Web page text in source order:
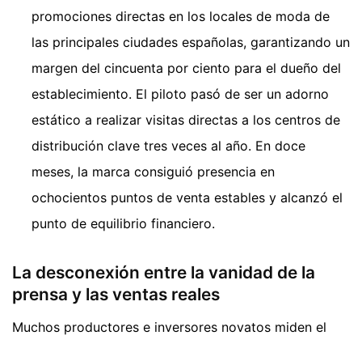
promociones directas en los locales de moda de
las principales ciudades españolas, garantizando un
margen del cincuenta por ciento para el dueño del
establecimiento. El piloto pasó de ser un adorno
estático a realizar visitas directas a los centros de
distribución clave tres veces al año. En doce
meses, la marca consiguió presencia en
ochocientos puntos de venta estables y alcanzó el
punto de equilibrio financiero.
La desconexión entre la vanidad de la
prensa y las ventas reales
Muchos productores e inversores novatos miden el